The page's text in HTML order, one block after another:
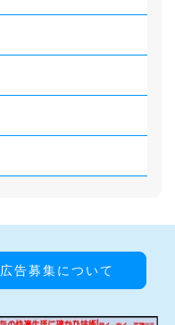
広告募集について